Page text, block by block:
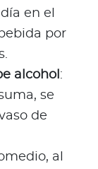
en el
por
alcohol :
se
de
al